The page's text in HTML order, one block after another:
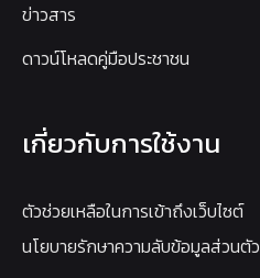
ข่าวสาร
ดาวน์โหลดคู่มือประชาชน
เกี่ยวกับการใช้งาน
ตัวช่วยเหลือในการเข้าถึงเว็บไซต์
นโยบายรักษาความลับข้อมูลส่วนตัว